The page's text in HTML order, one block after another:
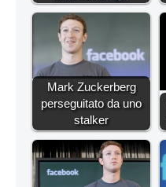
Mark Zuckerberg
perseguitato da uno
stalker